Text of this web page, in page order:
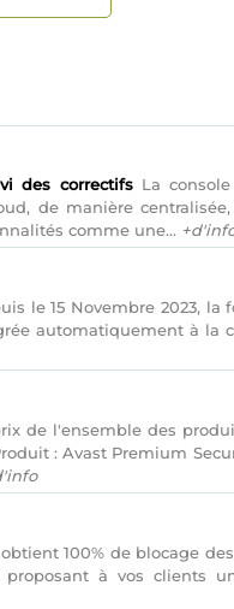
des correctifsLa console
de manière
comme une...
le 15 Novembre 2023,
automatiquement à la
de l'ensemble des
: Avast Premium
100% de blocage
à vos clients